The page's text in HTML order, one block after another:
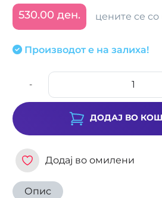
530.00 ден. цените се
Производот е на залиха!
-
ДОДАЈ ВО
Додај во омилени
Опис